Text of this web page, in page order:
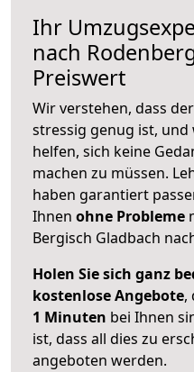
Ihr
nach
Preiswert
Wir verstehen, dass
stressig genug ist,
helfen, sich keine
machen zu müssen.
haben garantiert
Ihnen ohne Probleme
Bergisch Gladbach
Holen Sie sich ganz
kostenlose Angebote,
1 Minuten bei Ihnen
ist, dass all dies zu
angeboten werden.